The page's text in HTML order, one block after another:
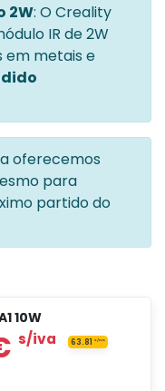
2W: O Creality
IR de 2W
em metais e
oferecemos
para
partido do
10W